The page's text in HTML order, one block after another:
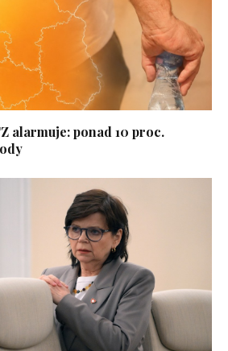
alarmuje: ponad 10 proc.